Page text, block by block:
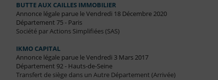
BUTTE AUX CAILLES IMMOBILIER
Annonce légale parue le Vendredi 18 Décembre 2020
Département 75 - Paris
Société par Actions Simplifiées (SAS)
IKMO CAPITAL
Annonce légale parue le Vendredi 3 Mars 2017
Département 92 - Hauts-de-Seine
Transfert de siège dans un Autre Département (Arrivée)